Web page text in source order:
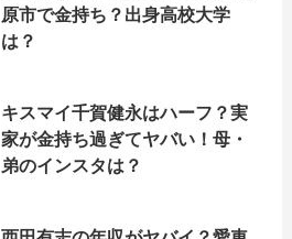
原市で金持ち？出身高校大学
は？
キスマイ千賀健永はハーフ？実
家が金持ち過ぎてヤバい！母・
弟のインスタは？